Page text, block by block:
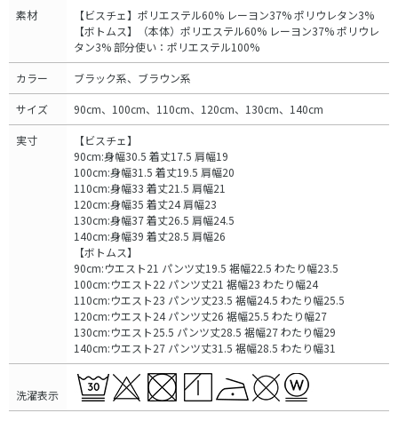
素材
【ビスチェ】ポリエステル60% レーヨン37% ポリウレタン3%
【ボトムス】（本体）ポリエステル60% レーヨン37% ポリウレ
タン3% 部分使い：ポリエステル100%
カラー ブラック系、ブラウン系
サイズ 90cm、100cm、110cm、120cm、130cm、140cm
実寸
【ビスチェ】
90cm:身幅30.5 着丈17.5 肩幅19
100cm:身幅31.5 着丈19.5 肩幅20
110cm:身幅33 着丈21.5 肩幅21
120cm:身幅35 着丈24 肩幅23
130cm:身幅37 着丈26.5 肩幅24.5
140cm:身幅39 着丈28.5 肩幅26
【ボトムス】
90cm:ウエスト21 パンツ丈19.5 裾幅22.5 わたり幅23.5
100cm:ウエスト22 パンツ丈21 裾幅23 わたり幅24
110cm:ウエスト23 パンツ丈23.5 裾幅24.5 わたり幅25.5
120cm:ウエスト24 パンツ丈26 裾幅25.5 わたり幅27
130cm:ウエスト25.5 パンツ丈28.5 裾幅27 わたり幅29
140cm:ウエスト27 パンツ丈31.5 裾幅28.5 わたり幅31
洗濯表示